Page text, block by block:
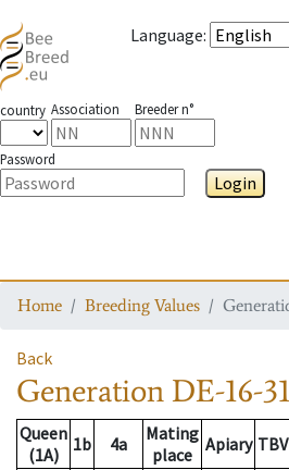
Language:
country Association Breeder n°
Password
Login
Home Breeding Values
Back
Generation DE-16-
Queen
(1A)
1b 4a
Mating
place Apiary TBV